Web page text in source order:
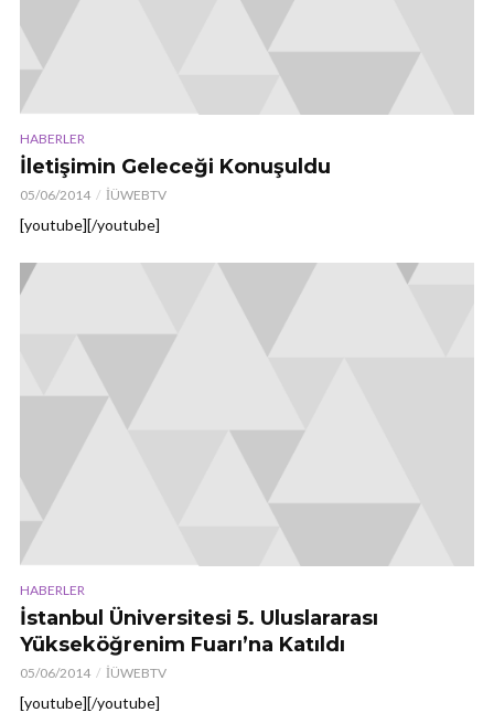
HABERLER
İletişimin Geleceği Konuşuldu
05/06/2014 İÜWEBTV
[youtube][/youtube]
HABERLER
İstanbul Üniversitesi 5. Uluslararası
Yükseköğrenim Fuarı’na Katıldı
05/06/2014 İÜWEBTV
[youtube][/youtube]